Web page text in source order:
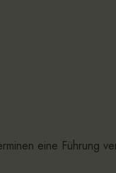
eine Führung